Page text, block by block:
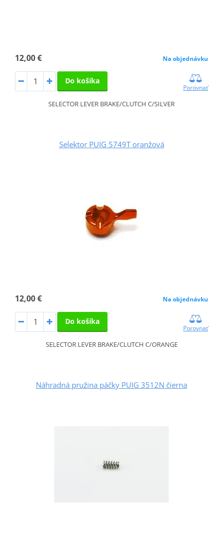
12,00 € Na objednávku
Do košíka
Porovnať
SELECTOR LEVER BRAKE/CLUTCH C/SILVER
Selektor PUIG 5749T oranžová
12,00 € Na objednávku
Do košíka
Porovnať
SELECTOR LEVER BRAKE/CLUTCH C/ORANGE
Náhradná pružina páčky PUIG 3512N čierna